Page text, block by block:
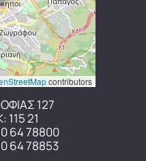
contributors
127
21
64 78800
64 78853